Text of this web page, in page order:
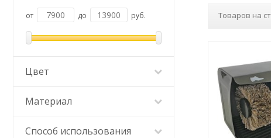
Товаров на
от до руб.
Цвет
Материал
Способ использования